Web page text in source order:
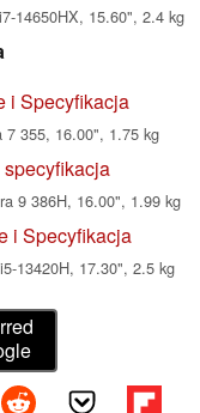
14650HX, 15.60", 2.4 kg
i Specyfikacja
7 355, 16.00", 1.75 kg
9 386H, 16.00", 1.99 kg
i Specyfikacja
13420H, 17.30", 2.5 kg